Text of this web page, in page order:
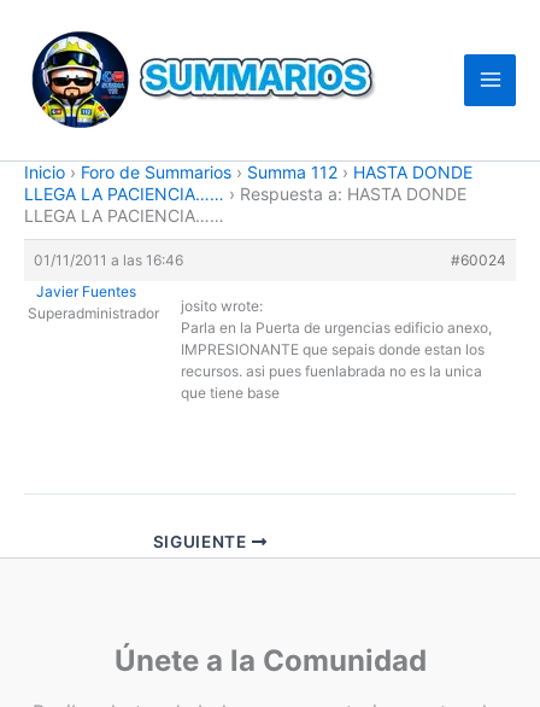
contenido
Inicio › Foro de Summarios › Summa 112 › HASTA DONDE
LLEGA LA PACIENCIA…… › Respuesta a: HASTA DONDE
LLEGA LA PACIENCIA……
01/11/2011 a las 16:46
#60024
Javier Fuentes
Superadministrador
josito wrote:
Parla en la Puerta de urgencias edificio anexo,
IMPRESIONANTE que sepais donde estan los
recursos. asi pues fuenlabrada no es la unica
que tiene base
SIGUIENTE
Únete a la Comunidad